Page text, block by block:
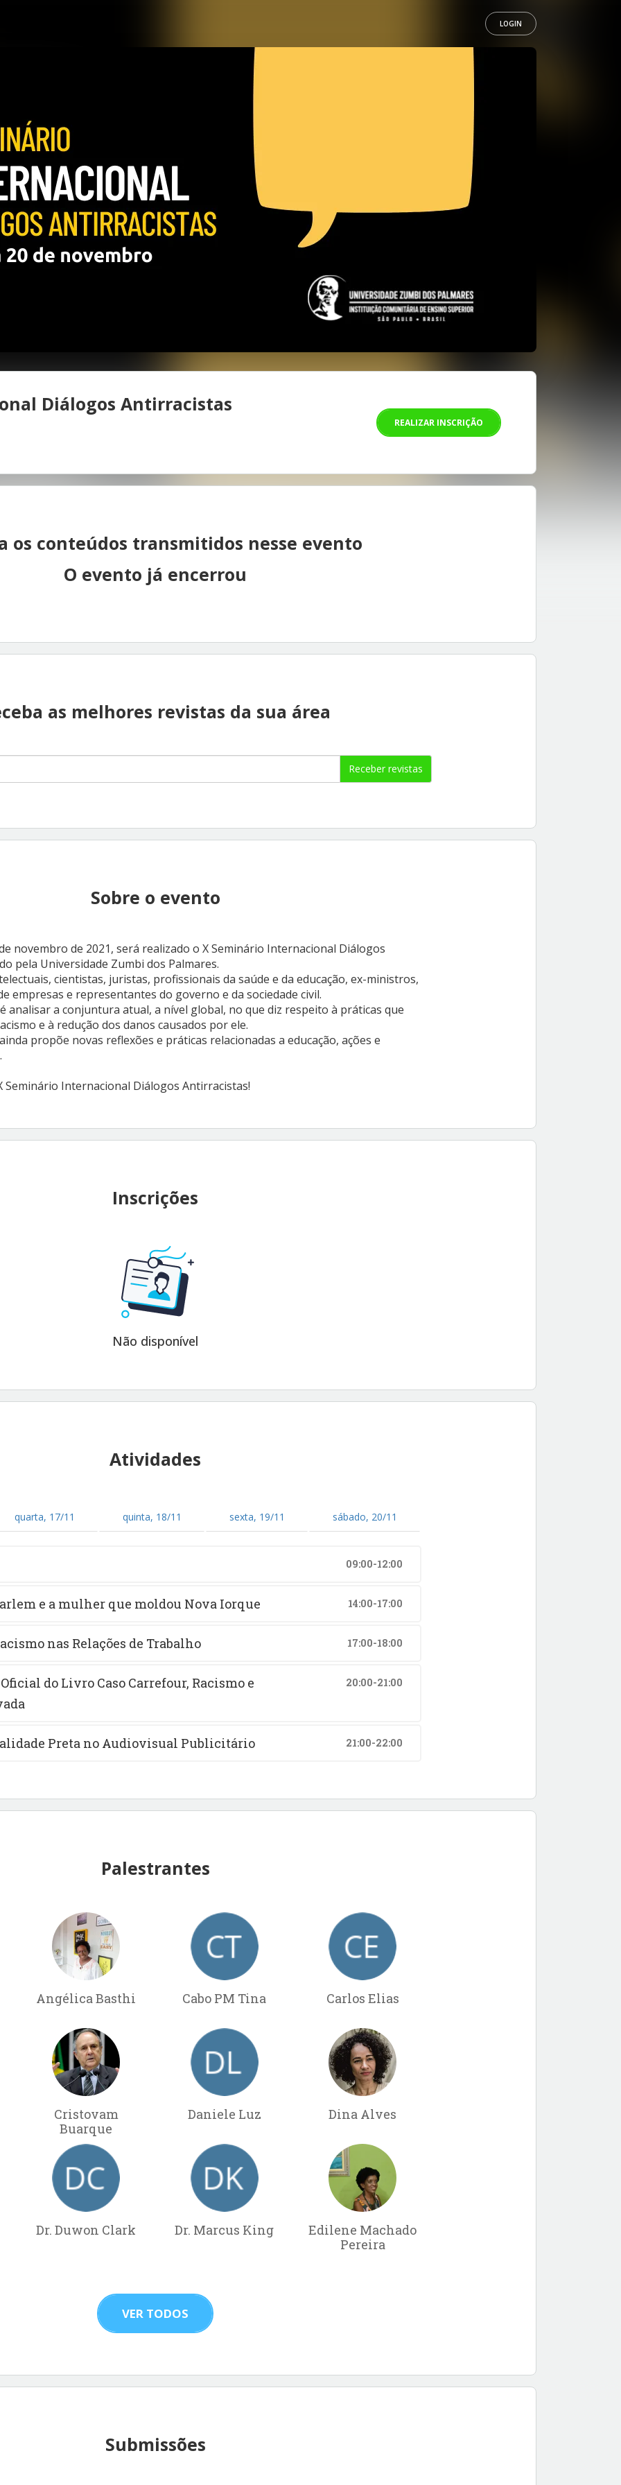
LOGIN
Diálogos Antirracistas
REALIZAR INSCRIÇÃO
os conteúdos transmitidos nesse evento
O evento já encerrou
as melhores revistas da sua área
Receber revistas
Sobre o evento
novembro de 2021, será realizado o X Seminário Internacional Diálogos
pela Universidade Zumbi dos Palmares.
cientistas, juristas, profissionais da saúde e da educação, ex-ministros,
empresas e representantes do governo e da sociedade civil.
analisar a conjuntura atual, a nível global, no que diz respeito à práticas que
e à redução dos danos causados por ele.
propõe novas reflexões e práticas relacionadas a educação, ações e
Seminário Internacional Diálogos Antirracistas!
Inscrições
Não disponível
Atividades
quarta, 17/11 quinta, 18/11 sexta, 19/11 sábado, 20/11
09:00-12:00
e a mulher que moldou Nova Iorque 14:00-17:00
nas Relações de Trabalho 17:00-18:00
do Livro Caso Carrefour, Racismo e
20:00-21:00
Preta no Audiovisual Publicitário 21:00-22:00
Palestrantes
Angélica Basthi Cabo PM Tina Carlos Elias
Cristovam
Buarque
Daniele Luz Dina Alves
Dr. Duwon Clark Dr. Marcus King
Edilene Machado
Pereira
VER TODOS
Submissões